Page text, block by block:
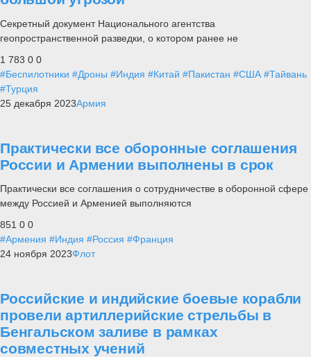
Секретный документ Национального агентства
геопространственной разведки, о котором ранее не
1 783 0 0
#Беспилотники #Дроны #Индия #Китай #Пакистан #США #Тайвань
#Турция
25 декабря 2023Армия
Практически все оборонные соглашения
России и Армении выполнены в срок
Практически все соглашения о сотрудничестве в оборонной сфере
между Россией и Арменией выполняются
851 0 0
#Армения #Индия #Россия #Франция
24 ноября 2023Флот
Российские и индийские боевые корабли
провели артиллерийские стрельбы в
Бенгальском заливе в рамках
совместных учений